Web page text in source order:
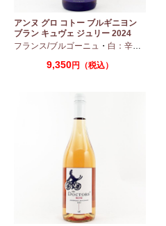
シャルドネ
アンヌ グロ コトー ブルギニヨン
ブラン キュヴェ ジュリー 2024
フランス/ブルゴーニュ ・ 白：辛口
9,350円（税込）